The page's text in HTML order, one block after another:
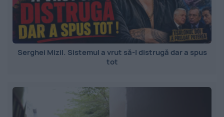
Serghei Mizil. Sistemul a vrut să-l distrugă dar a spus
tot